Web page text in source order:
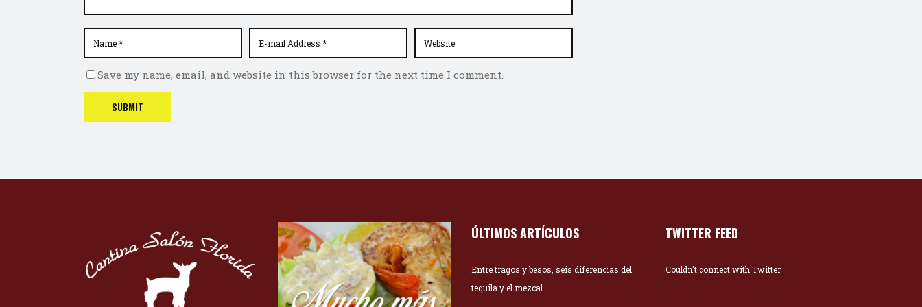
Save my name, email, and website in this browser for the next time I comment.
ÚLTIMOS ARTÍCULOS
Entre tragos y besos, seis diferencias del
tequila y el mezcal.
TWITTER FEED
Couldn't connect with Twitter